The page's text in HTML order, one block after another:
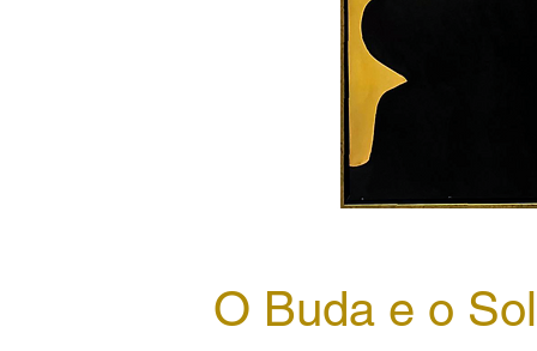
O Buda e o Sol